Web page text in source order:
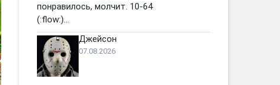
понравилось, молчит. 10-64
(:flow:)...
Джейсон
07.08.2026